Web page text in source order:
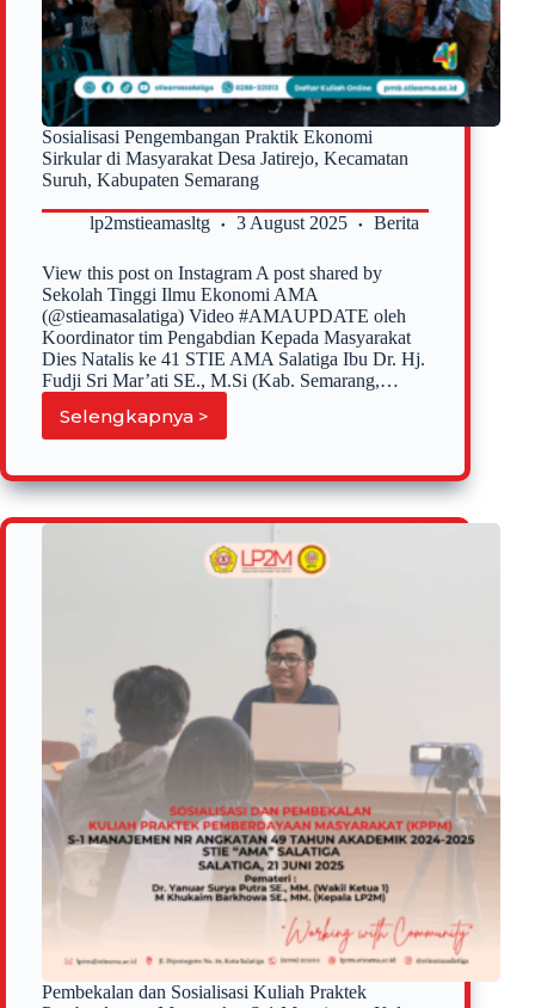
Sosialisasi Pengembangan Praktik Ekonomi
Sirkular di Masyarakat Desa Jatirejo, Kecamatan
Suruh, Kabupaten Semarang
lp2mstieamasltg 3 August 2025 Berita
View this post on Instagram A post shared by
Sekolah Tinggi Ilmu Ekonomi AMA
(@stieamasalatiga) Video #AMAUPDATE oleh
Koordinator tim Pengabdian Kepada Masyarakat
Dies Natalis ke 41 STIE AMA Salatiga Ibu Dr. Hj.
Fudji Sri Mar’ati SE., M.Si (Kab. Semarang,…
Selengkapnya >
Sosialisasi
Praktik
Ekonomi
Sirkular
Masyarakat
Kabupaten
Semarang
Pembekalan dan Sosialisasi Kuliah Praktek